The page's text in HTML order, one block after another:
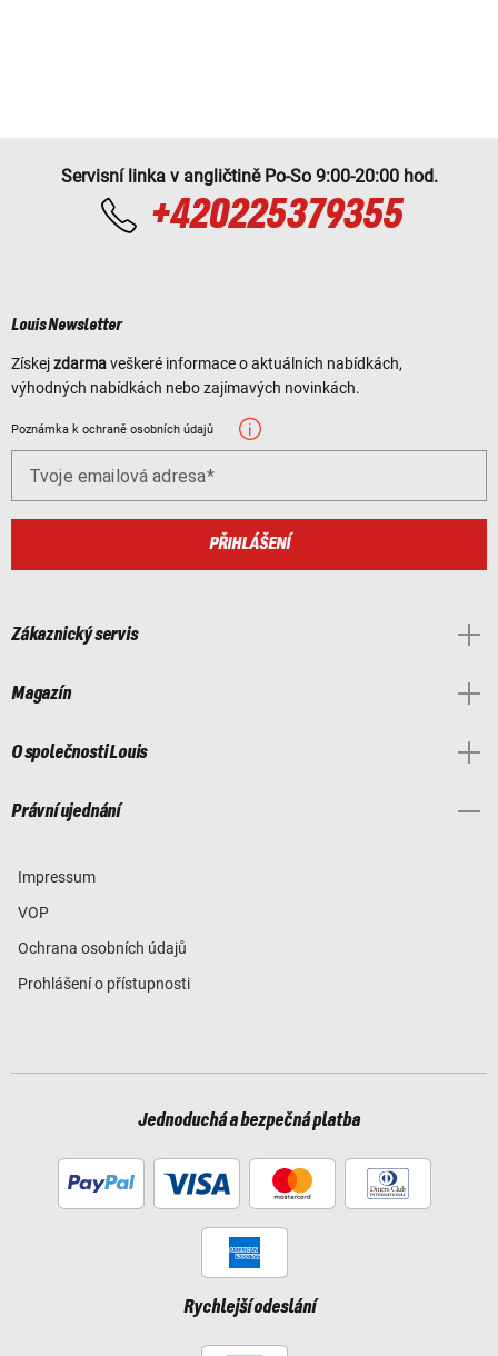
Servisní linka v angličtině Po-So 9:00-20:00 hod.
+420225379355
Louis Newsletter
Získejzdarmaveškeré informace o aktuálních nabídkách,
výhodných nabídkách nebo zajímavých novinkách.
Poznámka k ochraně osobních údajů
Tvoje emailová adresa
PŘIHLÁŠENÍ
Zákaznický servis
Magazín
O společnosti Louis
Právní ujednání
Impressum
VOP
Ochrana osobních údajů
Prohlášení o přístupnosti
Jednoduchá a bezpečná platba
Rychlejší odeslání